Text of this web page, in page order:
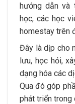
hướng dẫn và
học, các học
homestay trên
Đây là dịp cho
lưu, học hỏi,
dạng hóa các
Qua đó góp
phát triển trong